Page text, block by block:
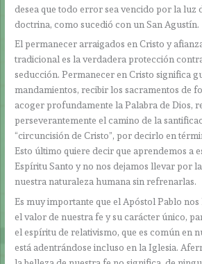
desea que todo error sea vencido por la luz
doctrina, como sucedió con un San Agustín.
El permanecer arraigados en Cristo y
tradicional es la verdadera protección
seducción. Permanecer en Cristo significa
mandamientos, recibir los sacramentos de
acoger profundamente la Palabra de Dios,
perseverantemente el camino de la
“circuncisión de Cristo”, por decirlo en
Esto último quiere decir que aprendemos a
Espíritu Santo y no nos dejamos llevar por
nuestra naturaleza humana sin refrenarlas.
Es muy importante que el Apóstol Pablo nos
el valor de nuestra fe y su carácter único,
el espíritu de relativismo, que es común en
está adentrándose incluso en la Iglesia.